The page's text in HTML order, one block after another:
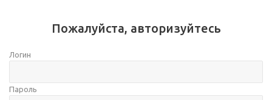
Пожалуйста, авторизуйтесь
Логин
Пароль